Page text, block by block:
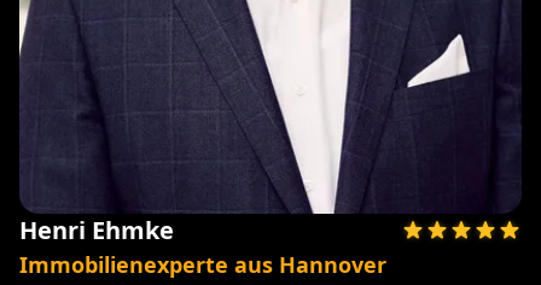
Henri Ehmke
Immobilienexperte aus Hannover